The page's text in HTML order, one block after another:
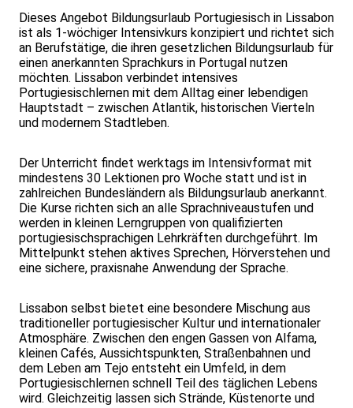
Dieses Angebot Bildungsurlaub Portugiesisch in Lissabon
ist als 1-wöchiger Intensivkurs konzipiert und richtet sich
an Berufstätige, die ihren gesetzlichen Bildungsurlaub für
einen anerkannten Sprachkurs in Portugal nutzen
möchten. Lissabon verbindet intensives
Portugiesischlernen mit dem Alltag einer lebendigen
Hauptstadt – zwischen Atlantik, historischen Vierteln
und modernem Stadtleben.
Der Unterricht findet werktags im Intensivformat mit
mindestens 30 Lektionen pro Woche statt und ist in
zahlreichen Bundesländern als Bildungsurlaub anerkannt.
Die Kurse richten sich an alle Sprachniveaustufen und
werden in kleinen Lerngruppen von qualifizierten
portugiesischsprachigen Lehrkräften durchgeführt. Im
Mittelpunkt stehen aktives Sprechen, Hörverstehen und
eine sichere, praxisnahe Anwendung der Sprache.
Lissabon selbst bietet eine besondere Mischung aus
traditioneller portugiesischer Kultur und internationaler
Atmosphäre. Zwischen den engen Gassen von Alfama,
kleinen Cafés, Aussichtspunkten, Straßenbahnen und
dem Leben am Tejo entsteht ein Umfeld, in dem
Portugiesischlernen schnell Teil des täglichen Lebens
wird. Gleichzeitig lassen sich Strände, Küstenorte und